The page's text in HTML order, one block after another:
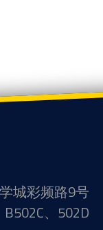
城彩频路9号
B502C、502D